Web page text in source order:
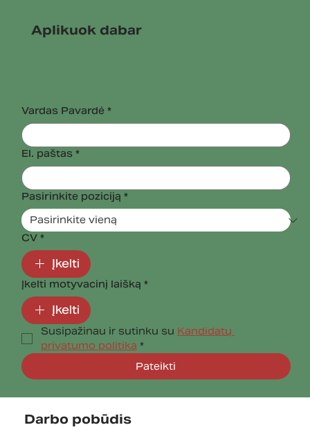
Aplikuok dabar
Vardas Pavardė *
El. paštas *
Pasirinkite poziciją *
CV *
Įkelti
Įkelti motyvacinį laišką *
Įkelti
Susipažinau ir sutinku su Kandidatų
privatumo politika *
Pateikti
Darbo pobūdis